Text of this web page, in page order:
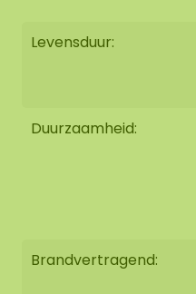
Levensduur:
Duurzaamheid:
Brandvertragend: